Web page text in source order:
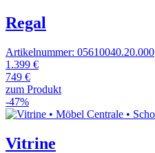
Regal
Artikelnummer: 05610040.20.000
1.399 €
749 €
zum Produkt
-47%
Vitrine